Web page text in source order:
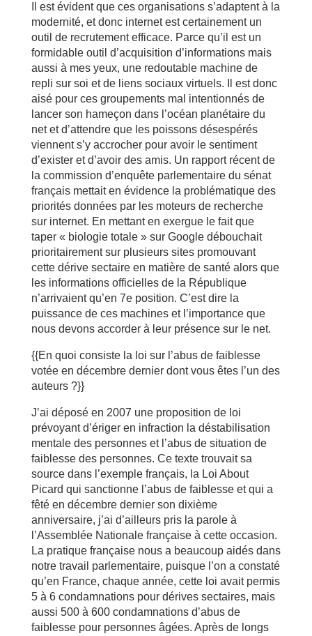
Il est évident que ces organisations s’adaptent à la
modernité, et donc internet est certainement un
outil de recrutement efficace. Parce qu’il est un
formidable outil d’acquisition d’informations mais
aussi à mes yeux, une redoutable machine de
repli sur soi et de liens sociaux virtuels. Il est donc
aisé pour ces groupements mal intentionnés de
lancer son hameçon dans l’océan planétaire du
net et d’attendre que les poissons désespérés
viennent s’y accrocher pour avoir le sentiment
d’exister et d’avoir des amis. Un rapport récent de
la commission d’enquête parlementaire du sénat
français mettait en évidence la problématique des
priorités données par les moteurs de recherche
sur internet. En mettant en exergue le fait que
taper « biologie totale » sur Google débouchait
prioritairement sur plusieurs sites promouvant
cette dérive sectaire en matière de santé alors que
les informations officielles de la République
n’arrivaient qu’en 7e position. C’est dire la
puissance de ces machines et l’importance que
nous devons accorder à leur présence sur le net.
{{En quoi consiste la loi sur l’abus de faiblesse
votée en décembre dernier dont vous êtes l’un des
auteurs ?}}
J’ai déposé en 2007 une proposition de loi
prévoyant d’ériger en infraction la déstabilisation
mentale des personnes et l’abus de situation de
faiblesse des personnes. Ce texte trouvait sa
source dans l’exemple français, la Loi About
Picard qui sanctionne l’abus de faiblesse et qui a
fêté en décembre dernier son dixième
anniversaire, j’ai d’ailleurs pris la parole à
l’Assemblée Nationale française à cette occasion.
La pratique française nous a beaucoup aidés dans
notre travail parlementaire, puisque l’on a constaté
qu’en France, chaque année, cette loi avait permis
5 à 6 condamnations pour dérives sectaires, mais
aussi 500 à 600 condamnations d’abus de
faiblesse pour personnes âgées. Après de longs